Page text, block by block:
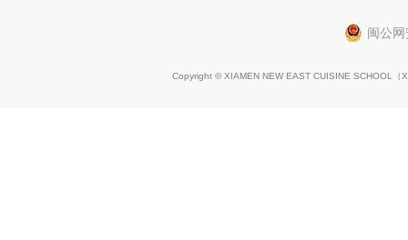
闽公
Copyright © XIAMEN NEW EAST CUISINE SCHOOL（